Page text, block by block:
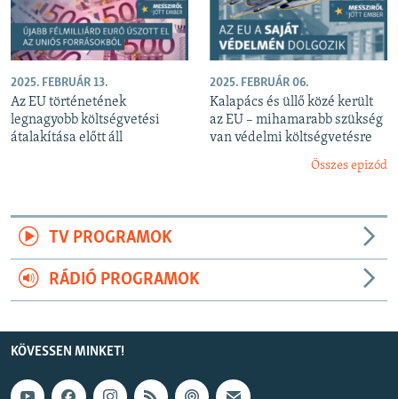
2025. FEBRUÁR 13.
Az EU történetének
legnagyobb költségvetési
átalakítása előtt áll
2025. FEBRUÁR 06.
Kalapács és üllő közé került
az EU – mihamarabb szükség
van védelmi költségvetésre
Összes epizód
TV PROGRAMOK
RÁDIÓ PROGRAMOK
KÖVESSEN MINKET!